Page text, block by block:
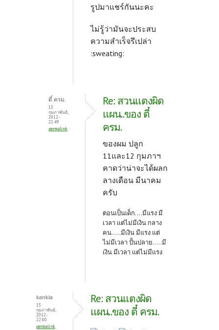
รูปมาแชร์กันนะคะ
ไม่รู้ว่ามันจะประสบ
ความสำเร็จรึเปล่า
:sweating:
ตี๋ ครม.
13
กุมภาพันธ์,
2012 -
21:49
permalink
Re: สวนแตงผิด
แผน..ของ ตี๋
ครม.
ของผม ปลูก
11และ12 กุมภาฯ
คาดว่าน่าจะได้ผลก
ลางเดือน มีนาคม
ครับ
ตอนเป็นเด็ก....มีแรง มี
เวลา แต่ไม่มีเงิน กลาง
คน.....มีเงิน มีแรง แต่
ไม่มีเวลา ปั้นปลาย.....มี
เงิน มีเวลา แต่ไม่มีแรง
kankla
13
กุมภาพันธ์,
2012 -
22:00
permalink
Re: สวนแตงผิด
แผน..ของ ตี๋ ครม.